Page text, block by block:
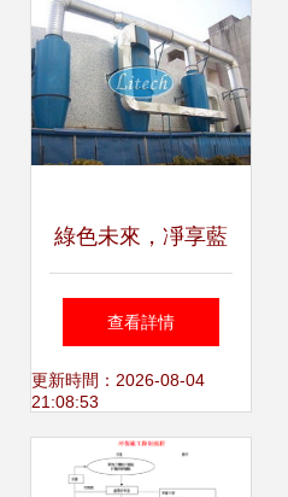
綠色未來，凈享藍
天 解密高品質環保
凈化工程設計施工
查看詳情
更新時間：2026-08-04
21:08:53